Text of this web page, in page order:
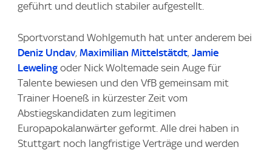
geführt und deutlich stabiler aufgestellt.
Sportvorstand Wohlgemuth hat unter anderem bei
Deniz Undav, Maximilian Mittelstätdt, Jamie
Leweling oder Nick Woltemade sein Auge für
Talente bewiesen und den VfB gemeinsam mit
Trainer Hoeneß in kürzester Zeit vom
Abstiegskandidaten zum legitimen
Europapokalanwärter geformt. Alle drei haben in
Stuttgart noch langfristige Verträge und werden